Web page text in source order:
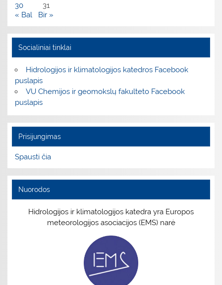
30
31
« Bal
Bir »
Socialiniai tinklai
Hidrologijos ir klimatologijos katedros Facebook
puslapis
VU Chemijos ir geomokslų fakulteto Facebook
puslapis
Prisijungimas
Spausti čia
Nuorodos
Hidrologijos ir klimatologijos katedra yra Europos
meteorologijos asociacijos (EMS) narė